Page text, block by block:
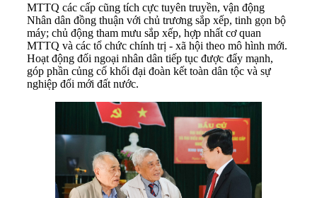
MTTQ các cấp cũng tích cực tuyên truyền, vận động
Nhân dân đồng thuận với chủ trương sắp xếp, tinh gọn bộ
máy; chủ động tham mưu sắp xếp, hợp nhất cơ quan
MTTQ và các tổ chức chính trị - xã hội theo mô hình mới.
Hoạt động đối ngoại nhân dân tiếp tục được đẩy mạnh,
góp phần củng cố khối đại đoàn kết toàn dân tộc và sự
nghiệp đổi mới đất nước.